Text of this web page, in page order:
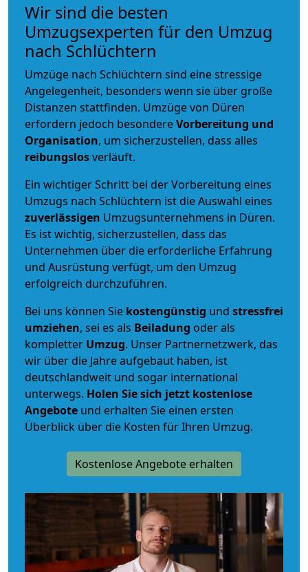
Wir sind die besten
Umzugsexperten für den Umzug
nach Schlüchtern
Umzüge nach Schlüchtern sind eine stressige
Angelegenheit, besonders wenn sie über große
Distanzen stattfinden. Umzüge von Düren
erfordern jedoch besondereVorbereitung und
Organisation, um sicherzustellen, dass alles
reibungslosverläuft.
Ein wichtiger Schritt bei der Vorbereitung eines
Umzugs nach Schlüchtern ist die Auswahl eines
zuverlässigen Umzugsunternehmens in Düren.
Es ist wichtig, sicherzustellen, dass das
Unternehmen über die erforderliche Erfahrung
und Ausrüstung verfügt, um den Umzug
erfolgreich durchzuführen.
Bei uns können Sie kostengünstig und stressfrei
umziehen, sei es als Beiladung oder als
kompletter Umzug. Unser Partnernetzwerk, das
wir über die Jahre aufgebaut haben, ist
deutschlandweit und sogar international
unterwegs. Holen Sie sich jetzt kostenlose
Angebote und erhalten Sie einen ersten
Überblick über die Kosten für Ihren Umzug.
Kostenlose Angebote erhalten